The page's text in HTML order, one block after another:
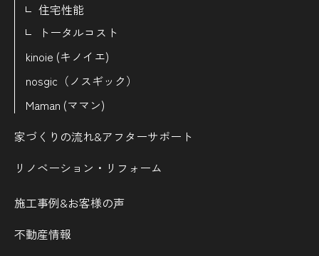
住宅性能
トータルコスト
kinoie (キノイエ)
nosgic（ノスギック）
Maman (ママン)
家づくりの流れ&アフターサポート
リノベーション・リフォーム
施工事例&お客様の声
不動産情報